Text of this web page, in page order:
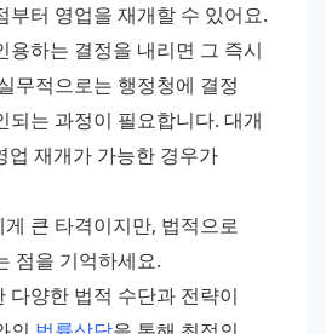
부터 영업을 재개할 수 있어요.
용하는 결정을 내리면 그 즉시
무적으로는 행정청에 결정
되는 과정이 필요합니다. 대개
업 재개가 가능한 경우가
큰 타격이지만, 법적으로
점을 기억하세요.
다양한 법적 수단과 전략이